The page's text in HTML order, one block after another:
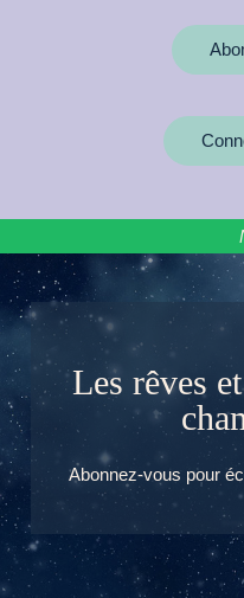
Les rêves et l'apprentissage
Abonnez-vous pour